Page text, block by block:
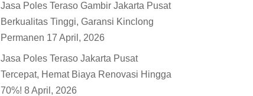
Jasa Poles Teraso Gambir Jakarta Pusat
Berkualitas Tinggi, Garansi Kinclong
Permanen 17 April, 2026
Jasa Poles Teraso Jakarta Pusat
Tercepat, Hemat Biaya Renovasi Hingga
70%! 8 April, 2026